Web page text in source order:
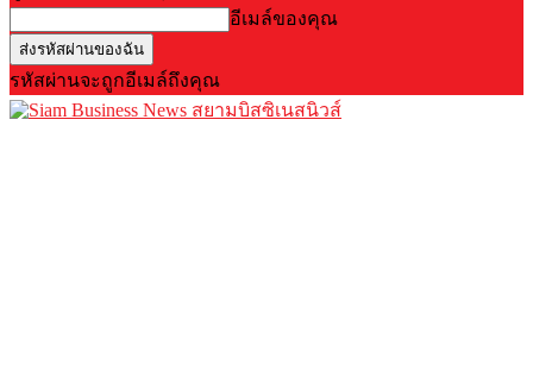
อีเมล์ของคุณ
รหัสผ่านจะถูกอีเมล์ถึงคุณ
สยามบิสซิเนสนิวส์